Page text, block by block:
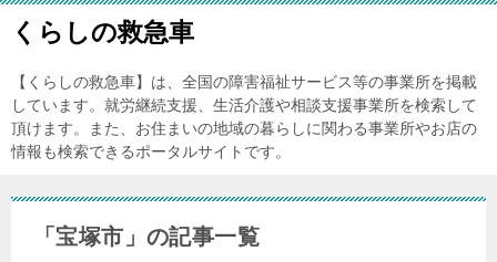
くらしの救急車
【くらしの救急車】は、全国の障害福祉サービス等の事業所を掲載
しています。就労継続支援、生活介護や相談支援事業所を検索して
頂けます。また、お住まいの地域の暮らしに関わる事業所やお店の
情報も検索できるポータルサイトです。
「宝塚市」の記事一覧